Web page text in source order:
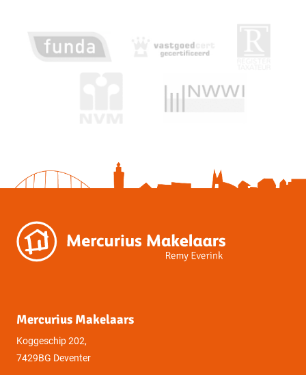
Eigendomssituatie Volle eigendom
Oppervlakte
Mercurius Makelaars
Koggeschip 202,
7429BG Deventer